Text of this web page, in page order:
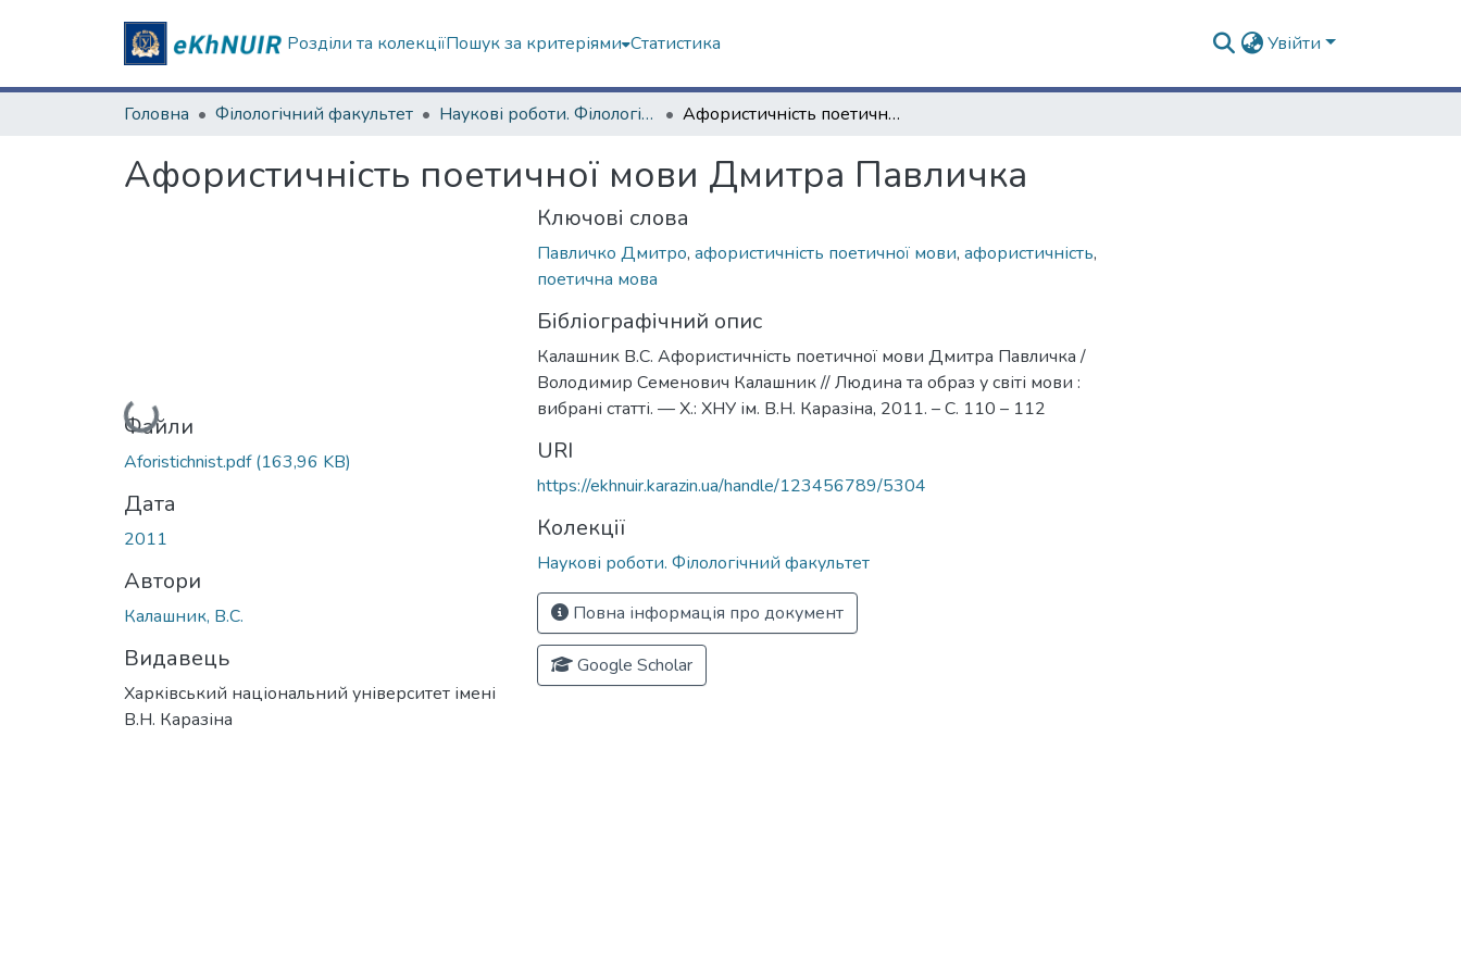
Розділи та колекціїПошук за критеріями Статистика Увійти
Головна Філологічний факультет Наукові роботи. Філологічний факультет Афористичність поетичної мови Дмитра Павличка
Афористичність поетичної мови Дмитра Павличка
Вантажиться...
Файли
Aforistichnist.pdf(163,96 KB)
Дата
2011
Автори
Калашник, В.С.
Видавець
Харківський національний університет імені
В.Н. Каразіна
Ключові слова
Павличко Дмитро, афористичність поетичної мови, афористичність,
поетична мова
Бібліографічний опис
Калашник В.С. Афористичність поетичної мови Дмитра Павличка /
Володимир Семенович Калашник // Людина та образ у світі мови :
вибрані статті. — Х.: ХНУ ім. В.Н. Каразіна, 2011. – С. 110 – 112
URI
https://ekhnuir.karazin.ua/handle/123456789/5304
Колекції
Наукові роботи. Філологічний факультет
Повна інформація про документ
Google Scholar